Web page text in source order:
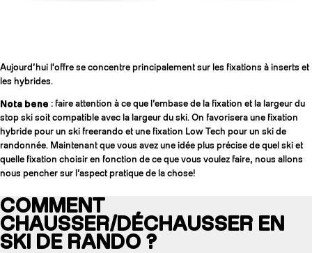
Aujourd’hui l'offre se concentre principalement sur les fixations à inserts et
les hybrides.
Nota bene : faire attention à ce que l’embase de la fixation et la largeur du
stop ski soit compatible avec la largeur du ski. On favorisera une fixation
hybride pour un ski freerando et une fixation Low Tech pour un ski de
randonnée. Maintenant que vous avez une idée plus précise de quel ski et
quelle fixation choisir en fonction de ce que vous voulez faire, nous allons
nous pencher sur l’aspect pratique de la chose!
COMMENT
CHAUSSER/DÉCHAUSSER EN
SKI DE RANDO ?